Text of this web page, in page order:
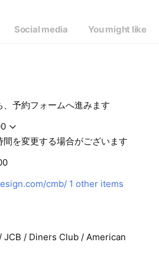
る場合がございます
Social media You might like
予約フォームへ進みます
を変更する場合がございます
cmb/ 1 other items
JCB / Diners Club / American